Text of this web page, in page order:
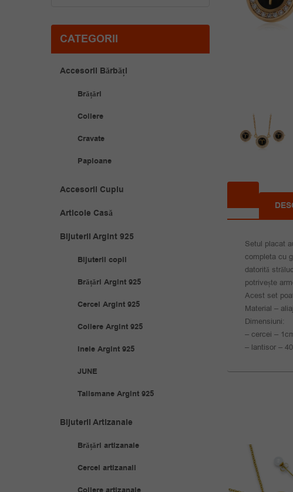
Setul placat
completa cu
datorită
potrivește
Acest set
Material –
Dimensiuni:
– cercei –
– lantisor –
REDUS
CATEGORII
Accesorii Bărbăți
Brățări
Coliere
Cravate
Papioane
Accesorii Cuplu
Articole Casă
Bijuterii Argint 925
Bijuterii copii
Brățări Argint 925
Cercei Argint 925
Coliere Argint 925
Inele Argint 925
JUNE
Talismane Argint 925
Bijuterii Artizanale
Brățări artizanale
Cercei artizanali